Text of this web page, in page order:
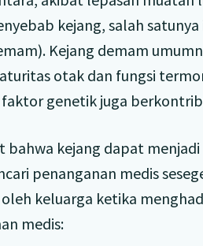
kejang, salah
Kejang demam
otak dan fungsi
genetik juga
bahwa kejang dapat
penanganan medis
keluarga ketika
medis: